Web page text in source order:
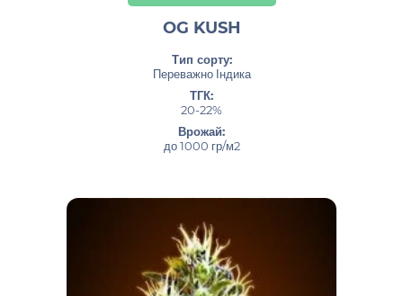
OG KUSH
Тип сорту:
Переважно Індика
ТГК:
20-22%
Врожай:
до 1000 гр/м2